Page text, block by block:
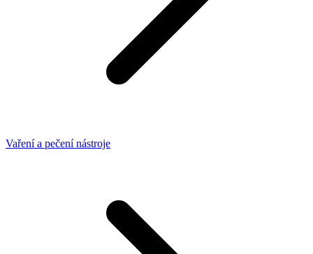
Vaření a pečení nástroje